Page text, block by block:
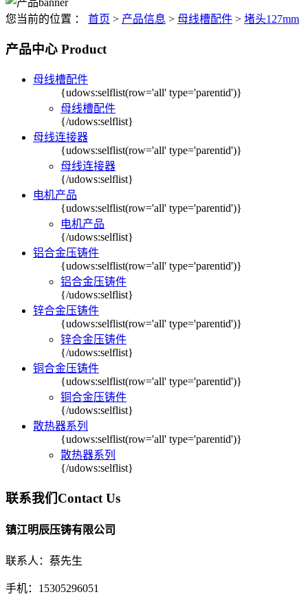
您当前的位置 ： 首页 > 产品信息 > 母线槽配件 > 堵头127mm
产品中心 Product
母线槽配件
{udows:selflist(row='all' type='parentid')}
母线槽配件
{/udows:selflist}
母线连接器
{udows:selflist(row='all' type='parentid')}
母线连接器
{/udows:selflist}
电机产品
{udows:selflist(row='all' type='parentid')}
电机产品
{/udows:selflist}
铝合金压铸件
{udows:selflist(row='all' type='parentid')}
铝合金压铸件
{/udows:selflist}
锌合金压铸件
{udows:selflist(row='all' type='parentid')}
锌合金压铸件
{/udows:selflist}
铜合金压铸件
{udows:selflist(row='all' type='parentid')}
铜合金压铸件
{/udows:selflist}
散热器系列
{udows:selflist(row='all' type='parentid')}
散热器系列
{/udows:selflist}
联系我们Contact Us
镇江明辰压铸有限公司
联系人：蔡先生
手机：15305296051